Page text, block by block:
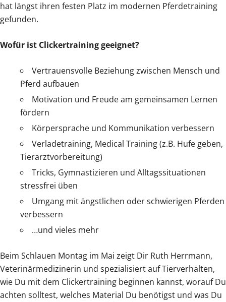
hat längst ihren festen Platz im modernen Pferdetraining
gefunden.
Wofür ist Clickertraining geeignet?
Vertrauensvolle Beziehung zwischen Mensch und
Pferd aufbauen
Motivation und Freude am gemeinsamen Lernen
fördern
Körpersprache und Kommunikation verbessern
Verladetraining, Medical Training (z.B. Hufe geben,
Tierarztvorbereitung)
Tricks, Gymnastizieren und Alltagssituationen
stressfrei üben
Umgang mit ängstlichen oder schwierigen Pferden
verbessern
…und vieles mehr
Beim Schlauen Montag im Mai zeigt Dir Ruth Herrmann,
Veterinärmedizinerin und spezialisiert auf Tierverhalten,
wie Du mit dem Clickertraining beginnen kannst, worauf Du
achten solltest, welches Material Du benötigst und was Du